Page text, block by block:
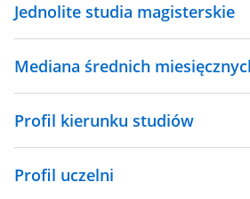
Jednolite studia magisterskie
Mediana średnich
Profil kierunku studiów
Profil uczelni